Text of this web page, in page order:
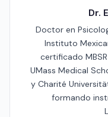
Dr.
Doctor en
Instituto
certificado
UMass Medical
y Charité
formando